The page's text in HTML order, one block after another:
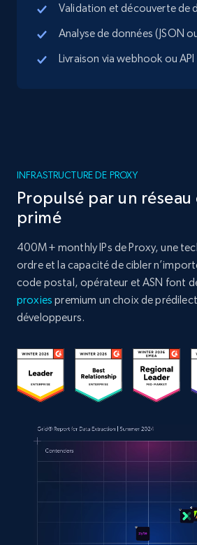
Validation et découverte de
Analyse de données (JSON
Livraison via webhook ou API
INFRASTRUCTURE DE PROXY
Propulsé par un
primé
400M+ monthly IPs de Proxy, une
ordre et la capacité de cibler
code postal, opérateur et ASN font
proxies premium un choix de
développeurs.